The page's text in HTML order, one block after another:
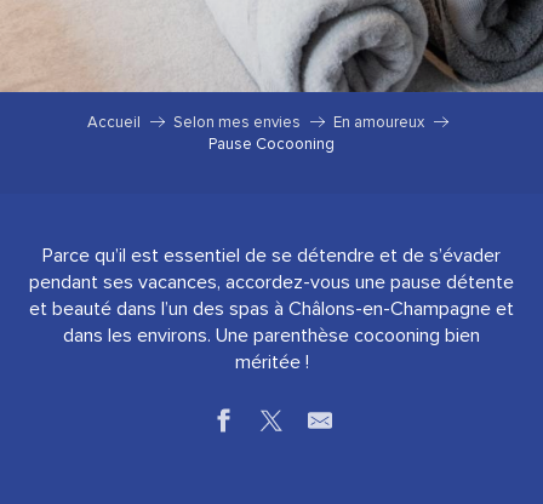
Accueil Selon mes envies
En amoureux
Pause Cocooning
Parce qu’il est essentiel de se détendre et de s’évader
pendant ses vacances, accordez-vous une pause détente
et beauté dans l’un des spas à Châlons-en-Champagne et
dans les environs. Une parenthèse cocooning bien
méritée !